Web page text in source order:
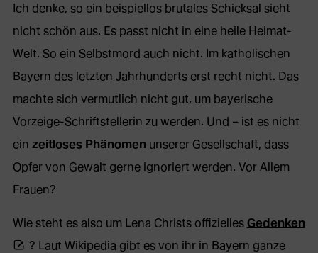
Ich denke, so ein beispiellos brutales Schicksal sieht
nicht schön aus. Es passt nicht in eine heile Heimat-
Welt. So ein Selbstmord auch nicht. Im katholischen
Bayern des letzten Jahrhunderts erst recht nicht. Das
machte sich vermutlich nicht gut, um bayerische
Vorzeige-Schriftstellerin zu werden. Und – ist es nicht
ein zeitloses Phänomenunserer Gesellschaft, dass
Opfer von Gewalt gerne ignoriert werden. Vor Allem
Frauen?
Wie steht es also um Lena Christs offizielles Gedenken
? Laut Wikipedia gibt es von ihr in Bayern ganze